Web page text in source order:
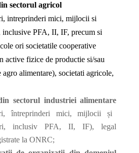
sectorul agricol
intreprinderi mici, mijlocii si
PFA, II, IF, precum si
ori societatile cooperative
active fizice de productie si/sau
agro alimentare), societati agricole,
sectorul industriei alimentare
întreprinderi mici, mijlocii și
inclusiv PFA, II, IF), legal
la ONRC;